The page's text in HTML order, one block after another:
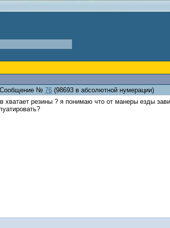
Сообщение № 76 (98693 в абсолютной нумерации)
хватает резины ? я понимаю что от манеры езды